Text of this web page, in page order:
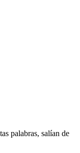
palabras, salían de